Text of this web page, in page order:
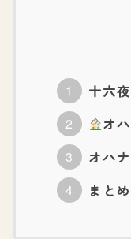
十六夜
オ
オハ
まとめ